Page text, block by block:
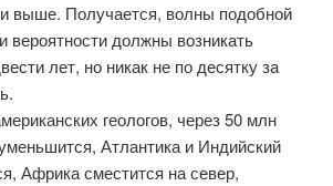
выше. Получается, волны подобной
вероятности должны возникать
лет, но никак не по десятку за
геологов, через 50 млн
Атлантика и Индийский
Африка сместится на север,